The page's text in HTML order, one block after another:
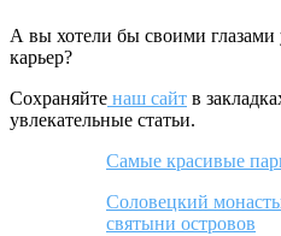
А вы хотели бы своими глазами
карьер?
Сохраняйте наш сайт в
увлекательные статьи.
Самые красивые
Соловецкий
святыни островов